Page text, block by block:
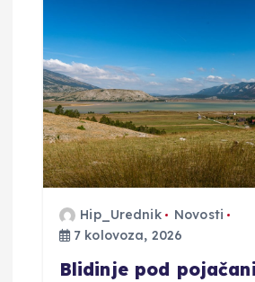
Hip_Urednik
Novosti
7 kolovoza, 2026
Blidinje pod